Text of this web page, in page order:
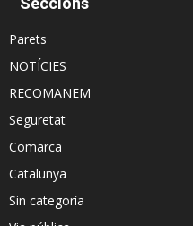
Parets
NOTÍCIES
RECOMANEM
Seguretat
Comarca
Catalunya
Sin categoría